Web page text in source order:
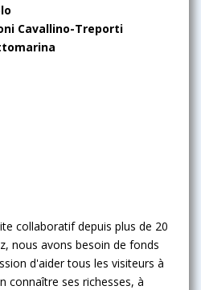
Cavallino-Treporti
collaboratif depuis plus de 20
nous avons besoin de fonds
d'aider tous les visiteurs à
connaître ses richesses, à